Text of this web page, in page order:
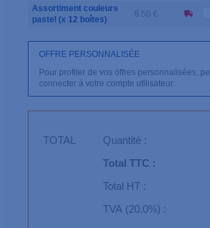
Assortiment couleurs
pastel (x 12 boîtes)
8.50 €
OFFRE PERSONNALISÉE
Pour profiter de vos offres personnalisées,
connecter à votre compte utilisateur.
TOTAL Quantité :
Total TTC :
Total HT :
TVA (20,0%) :